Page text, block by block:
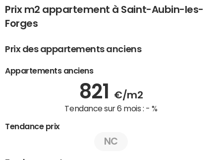
Prix m2 appartement à Saint-Aubin-les-
Forges
Prix des appartements anciens
Appartements anciens
821 €/m2
Tendance sur 6 mois : - %
Tendance prix
NC